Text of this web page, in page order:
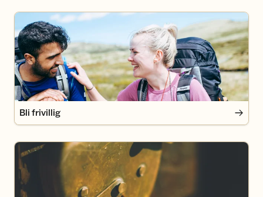
Bli frivillig
Bli frivillig
Bli medlem